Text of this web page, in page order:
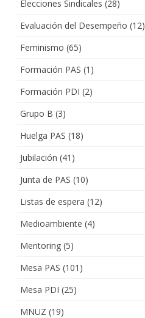
Elecciones Sindicales (28)
Evaluación del Desempeño (12)
Feminismo (65)
Formación PAS (1)
Formación PDI (2)
Grupo B (3)
Huelga PAS (18)
Jubilación (41)
Junta de PAS (10)
Listas de espera (12)
Medioambiente (4)
Mentoring (5)
Mesa PAS (101)
Mesa PDI (25)
MNUZ (19)